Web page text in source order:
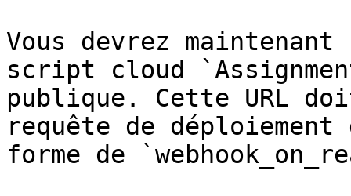
Vous devrez
script cloud
publique. Cette URL
requête de
forme de